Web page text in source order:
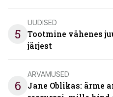
5
UUDISED
Tootmine vähenes
järjest
6
ARVAMUSED
Jane Oblikas: ärme